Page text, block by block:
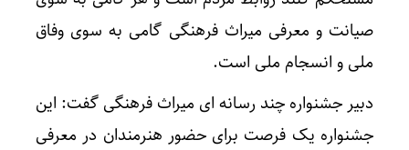
صیانت و معرفی میراث فرهنگی گامی به سوی وفاق
ملی و انسجام ملی است.
دبیر جشنواره چند رسانه ای میراث فرهنگی گفت: این
جشنواره یک فرصت برای حضور هنرمندان در معرفی